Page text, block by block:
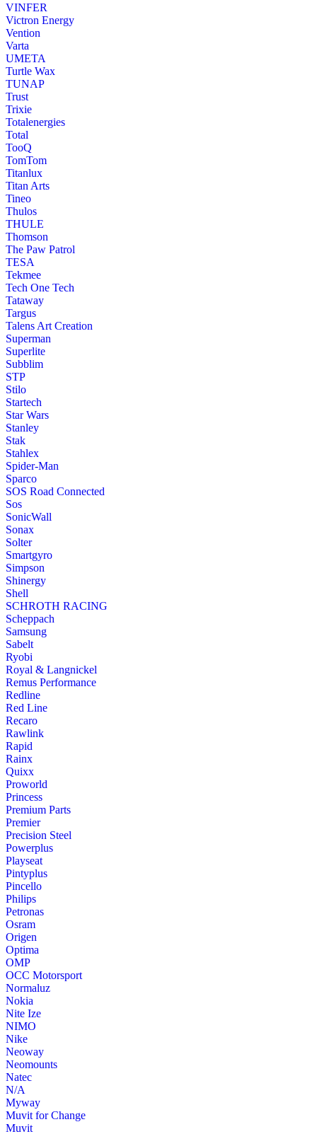
VINFER
Victron Energy
Vention
Varta
UMETA
Turtle Wax
TUNAP
Trust
Trixie
Totalenergies
Total
TooQ
TomTom
Titanlux
Titan Arts
Tineo
Thulos
THULE
Thomson
The Paw Patrol
TESA
Tekmee
Tech One Tech
Tataway
Targus
Talens Art Creation
Superman
Superlite
Subblim
STP
Stilo
Startech
Star Wars
Stanley
Stak
Stahlex
Spider-Man
Sparco
SOS Road Connected
Sos
SonicWall
Sonax
Solter
Smartgyro
Simpson
Shinergy
Shell
SCHROTH RACING
Scheppach
Samsung
Sabelt
Ryobi
Royal & Langnickel
Remus Performance
Redline
Red Line
Recaro
Rawlink
Rapid
Rainx
Quixx
Proworld
Princess
Premium Parts
Premier
Precision Steel
Powerplus
Playseat
Pintyplus
Pincello
Philips
Petronas
Osram
Origen
Optima
OMP
OCC Motorsport
Normaluz
Nokia
Nite Ize
NIMO
Nike
Neoway
Neomounts
Natec
N/A
Myway
Muvit for Change
Muvit